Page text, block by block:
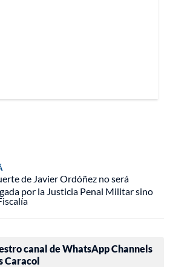
de Javier Ordóñez no será
por la Justicia Penal Militar sino
canal de WhatsApp Channels
Caracol